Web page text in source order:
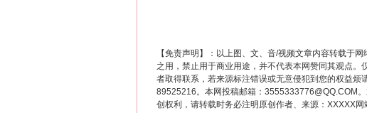
【免责声明】：以上图、文、音/视频文章内容转载于
之用，禁止用于商业用途，并不代表本网赞同其观点
者取得联系，若来源标注错误或无意侵犯到您的权益
89525216。本网投稿邮箱：3555333776@QQ.COM
创权利，请转载时务必注明原创作者、来源：XXXXX网